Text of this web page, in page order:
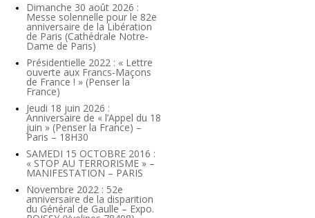
Dimanche 30 août 2026 :
Messe solennelle pour le 82e
anniversaire de la Libération
de Paris (Cathédrale Notre-
Dame de Paris)
Présidentielle 2022 : « Lettre
ouverte aux Francs-Maçons
de France ! » (Penser la
France)
Jeudi 18 juin 2026 :
Anniversaire de « l’Appel du 18
juin » (Penser la France) –
Paris – 18H30
SAMEDI 15 OCTOBRE 2016 :
« STOP AU TERRORISME » –
MANIFESTATION – PARIS
Novembre 2022 : 52e
anniversaire de la disparition
du Général de Gaulle – Expo.